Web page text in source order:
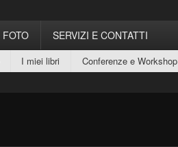
FOTO SERVIZI E CONTATTI
I miei libri Conferenze e Workshop